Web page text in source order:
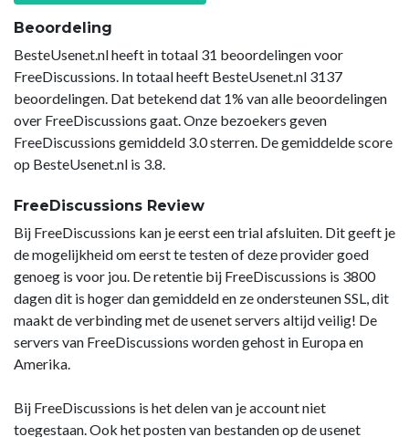
Beoordeling
BesteUsenet.nl heeft in totaal 31 beoordelingen voor
FreeDiscussions. In totaal heeft BesteUsenet.nl 3137
beoordelingen. Dat betekend dat 1% van alle beoordelingen
over FreeDiscussions gaat. Onze bezoekers geven
FreeDiscussions gemiddeld 3.0 sterren. De gemiddelde score
op BesteUsenet.nl is 3.8.
FreeDiscussions Review
Bij FreeDiscussions kan je eerst een trial afsluiten. Dit geeft je
de mogelijkheid om eerst te testen of deze provider goed
genoeg is voor jou. De retentie bij FreeDiscussions is 3800
dagen dit is hoger dan gemiddeld en ze ondersteunen SSL, dit
maakt de verbinding met de usenet servers altijd veilig! De
servers van FreeDiscussions worden gehost in Europa en
Amerika.
Bij FreeDiscussions is het delen van je account niet
toegestaan. Ook het posten van bestanden op de usenet